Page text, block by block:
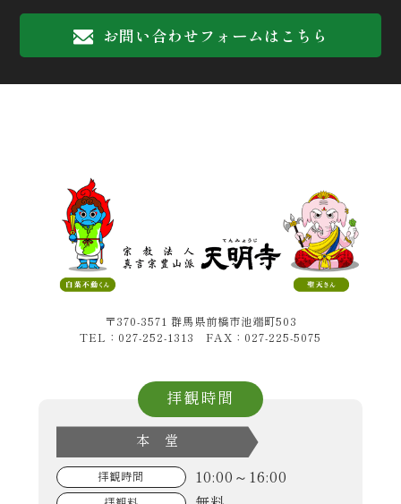
お問い合わせフォームはこちら
〒370-3571 群馬県前橋市池端町503
TEL：027-252-1313 FAX：027-225-5075
拝観時間
本 堂
拝観時間 10:00～16:00